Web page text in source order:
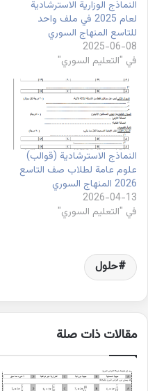
النماذج الوزارية الاسترشادية
لعام 2025 في ملف واحد
للتاسع المنهاج السوري
2025-06-08
في "التعليم السوري"
النماذج الاسترشادية (قوالب)
علوم عامة لطلاب صف التاسع
2026 المنهاج السوري
2026-04-13
في "التعليم السوري"
حلول
مقالات ذات صلة